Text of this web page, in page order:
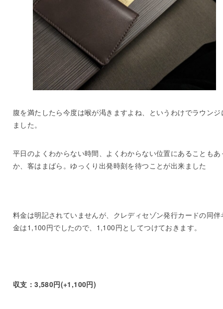
腹を満たしたら今度は喉が渇きますよね、というわけでラウンジ
ました。
平日のよくわからない時間、よくわからない位置にあることもあ
か、客はまばら。ゆっくり出発時刻を待つことが出来ました
料金は明記されていませんが、クレディセゾン発行カードの同伴
金は1,100円でしたので、1,100円としてつけておきます。
収支：3,580円(+1,100円)